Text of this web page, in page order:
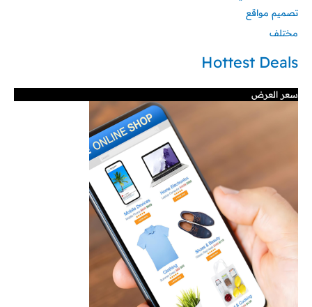
تصميم مواقع
مختلف
Hottest Deals
سعر العرض